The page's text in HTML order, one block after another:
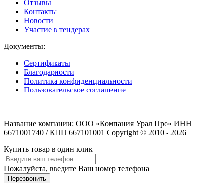
Отзывы
Контакты
Новости
Участие в тендерах
Документы:
Сертификаты
Благодарности
Политика конфиденциальности
Пользовательское соглашение
Название компании: ООО «Компания Урал Про» ИНН
6671001740 / КПП 667101001 Copyright © 2010 - 2026
Купить товар в один клик
Пожалуйста, введите Ваш номер телефона
Перезвонить